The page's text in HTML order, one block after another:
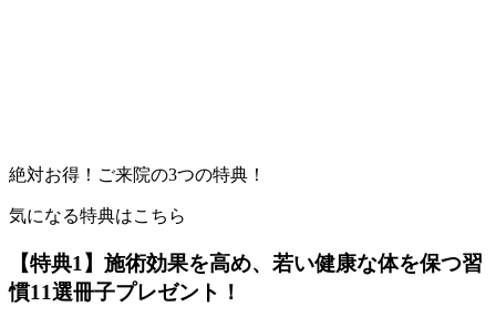
絶対お得！ご来院の3つの特典！
気になる特典はこちら
【特典1】施術効果を高め、若い健康な体を保つ習
慣11選冊子プレゼント！